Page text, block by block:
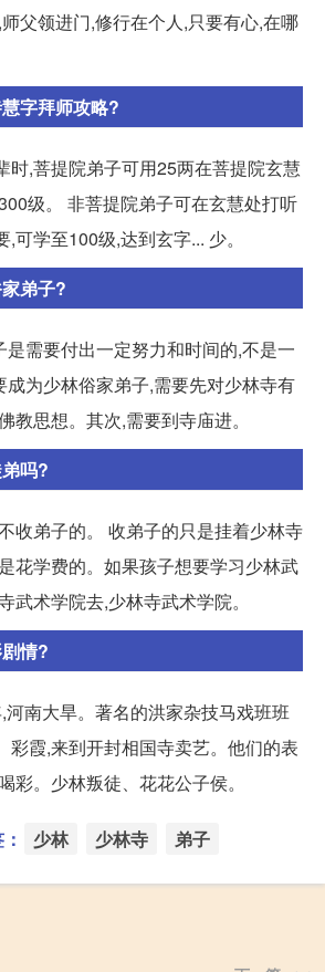
父领进门,修行在个人,只要有心,在哪
字拜师攻略?
时,菩提院弟子可用25两在菩提院玄慧
级。 非菩提院弟子可在玄慧处打听
可学至100级,达到玄字... 少。
弟子?
是需要付出一定努力和时间的,不是一
为少林俗家弟子,需要先对少林寺有
教思想。其次,需要到寺庙进。
吗?
收弟子的。 收弟子的只是挂着少林寺
花学费的。如果孩子想要学习少林武
武术学院去,少林寺武术学院。
情?
河南大旱。著名的洪家杂技马戏班班
彩霞,来到开封相国寺卖艺。他们的表
彩。少林叛徒、花花公子侯。
少林 少林寺 弟子